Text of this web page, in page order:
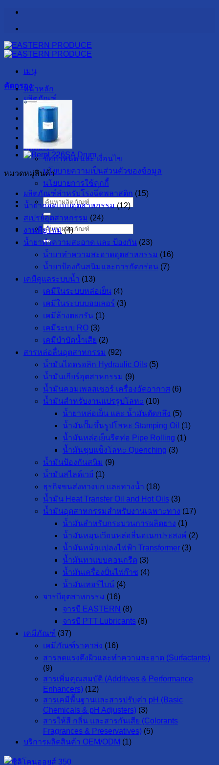
ข้าม
เนื้อหา
เมนู
หน้าหลัก
ผลิตภัณฑ์
รับผลิต OEM
เกี่ยวกับเรา
สาระน่ารู้
ลูกค้าของเรา
ติดต่อเรา
ข้อกำหนด และ เงื่อนไข
นโยบายความเป็นส่วนตัวของข้อมูล
นโยบายการใช้คุกกี้
ค้นหา:
ค้นหา:
คัดกรอง
หมวดหมู่สินค้า
ผลิตภัณฑ์สำหรับโรงฉีดพลาสติก (15)
น้ำยาถอดแบบอุตสาหกรรม (12)
สเปรย์อุตสาหกรรม (24)
งานพียูโฟม (4)
น้ำยาทำความสะอาด และ ป้องกัน (23)
น้ำยาทำความสะอาดอุตสาหกรรม (16)
น้ำยาป้องกันสนิมและการกัดกร่อน (7)
เคมีดูแลระบบน้ำ (13)
เคมีในระบบหล่อเย็น (4)
เคมีในระบบบอยเลอร์ (3)
เคมีล้างตะกรัน (1)
เคมีระบบ RO (3)
เคมีบำบัดน้ำเสีย (2)
สารหล่อลื่นอุตสาหกรรม (92)
น้ำมันไฮดรอลิก Hydraulic Oils (5)
น้ำมันเกียร์อุตสาหกรรม (9)
น้ำมันคอมเพลสเซอร์ เครื่องอัดอากาศ (6)
น้ำมันสำหรับงานแปรรูปโลหะ (10)
น้ำยาหล่อเย็น และ น้ำมันตัดกลึง (5)
น้ำมันปั๊มขึ้นรูปโลหะ Stamping Oil (1)
น้ำมันหล่อเย็นรีดท่อ Pipe Rolling (1)
น้ำมันชุบแข็งโลหะ Quenching (3)
น้ำมันป้องกันสนิม (9)
น้ำมันสไลด์เวย์ (1)
ธุรกิจขนส่งทางบก และทางน้ำ (18)
น้ำมัน Heat Transfer Oil and Hot Oils (3)
น้ำมันอุตสาหกรรมสำหรับงานเฉพาะทาง (17)
น้ำมันสำหรับกระบวนการผลิตยาง (1)
น้ำมันหมุนเวียนหล่อลื่นอเนกประสงค์ (2)
น้ำมันหม้อแปลงไฟฟ้า Transformer (3)
น้ำมันทาแบบคอนกรีต (3)
น้ำมันเครื่องปั่นไฟก๊าซ (4)
น้ำมันเทอร์ไบน์ (4)
จารบีอุตสาหกรรม (16)
จารบี EASTERN (8)
จารบี PTT Lubricants (8)
เคมีภัณฑ์ (37)
เคมีภัณฑ์ราคาส่ง (16)
สารลดแรงตึงผิวและทำความสะอาด (Surfactants)
(9)
สารเพิ่มคุณสมบัติ (Additives & Performance
Enhancers) (12)
สารเคมีพื้นฐานและสารปรับค่า pH (Basic
Chemicals & pH Adjusters) (3)
สารให้สี กลิ่น และสารกันเสีย (Colorants
Fragrances & Preservatives) (5)
บริการผลิตสินค้า OEM/ODM (1)